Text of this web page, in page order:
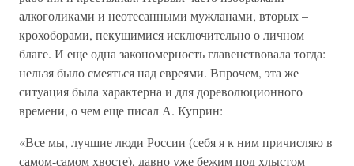
алкоголиками и неотесанными мужланами, вторых –
крохоборами, пекущимися исключительно о личном
благе. И еще одна закономерность главенствовала тогда:
нельзя было смеяться над евреями. Впрочем, эта же
ситуация была характерна и для дореволюционного
времени, о чем еще писал А. Куприн:
«Все мы, лучшие люди России (себя я к ним причисляю в
самом-самом хвосте), давно уже бежим под хлыстом